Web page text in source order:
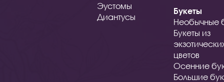
Эустомы
Диантусы
Букеты
Необычные
Букеты из
цветов
Осенние
Большие